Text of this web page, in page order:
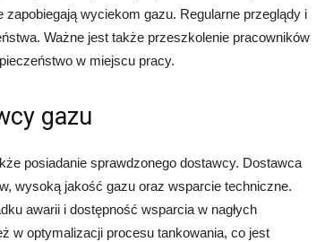
wyciekom gazu. Regularne przeglądy i
Ważne jest także przeszkolenie pracowników
w miejscu pracy.
gazu
posiadanie sprawdzonego dostawcy. Dostawca
wysoką jakość gazu oraz wsparcie techniczne.
awarii i dostępność wsparcia w nagłych
w optymalizacji procesu tankowania, co jest